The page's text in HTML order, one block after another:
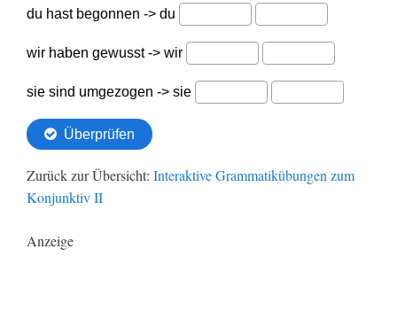
Zurück zur Übersicht: Interaktive Grammatikübungen zum
Konjunktiv II
Anzeige